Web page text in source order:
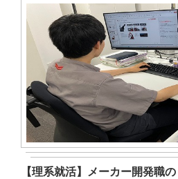
【理系就活】メーカー開発職の